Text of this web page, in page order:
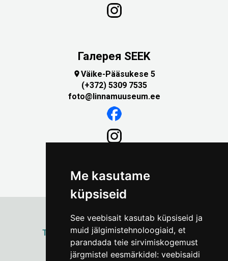
Me kasutame
küpsiseid
See veebisait kasutab küpsiseid ja
muid jälgimistehnoloogiaid, et
parandada teie sirvimiskogemust
järgmistel eesmärkidel: veebisaidi
Галерея SEEK
Väike-Pääsukese 5
(+372) 5309 7535
foto@linnamuuseum.ee
ТАЛЛИННСКИЙГОРОДСКОЙ МУЗЕЙ
Vene 17